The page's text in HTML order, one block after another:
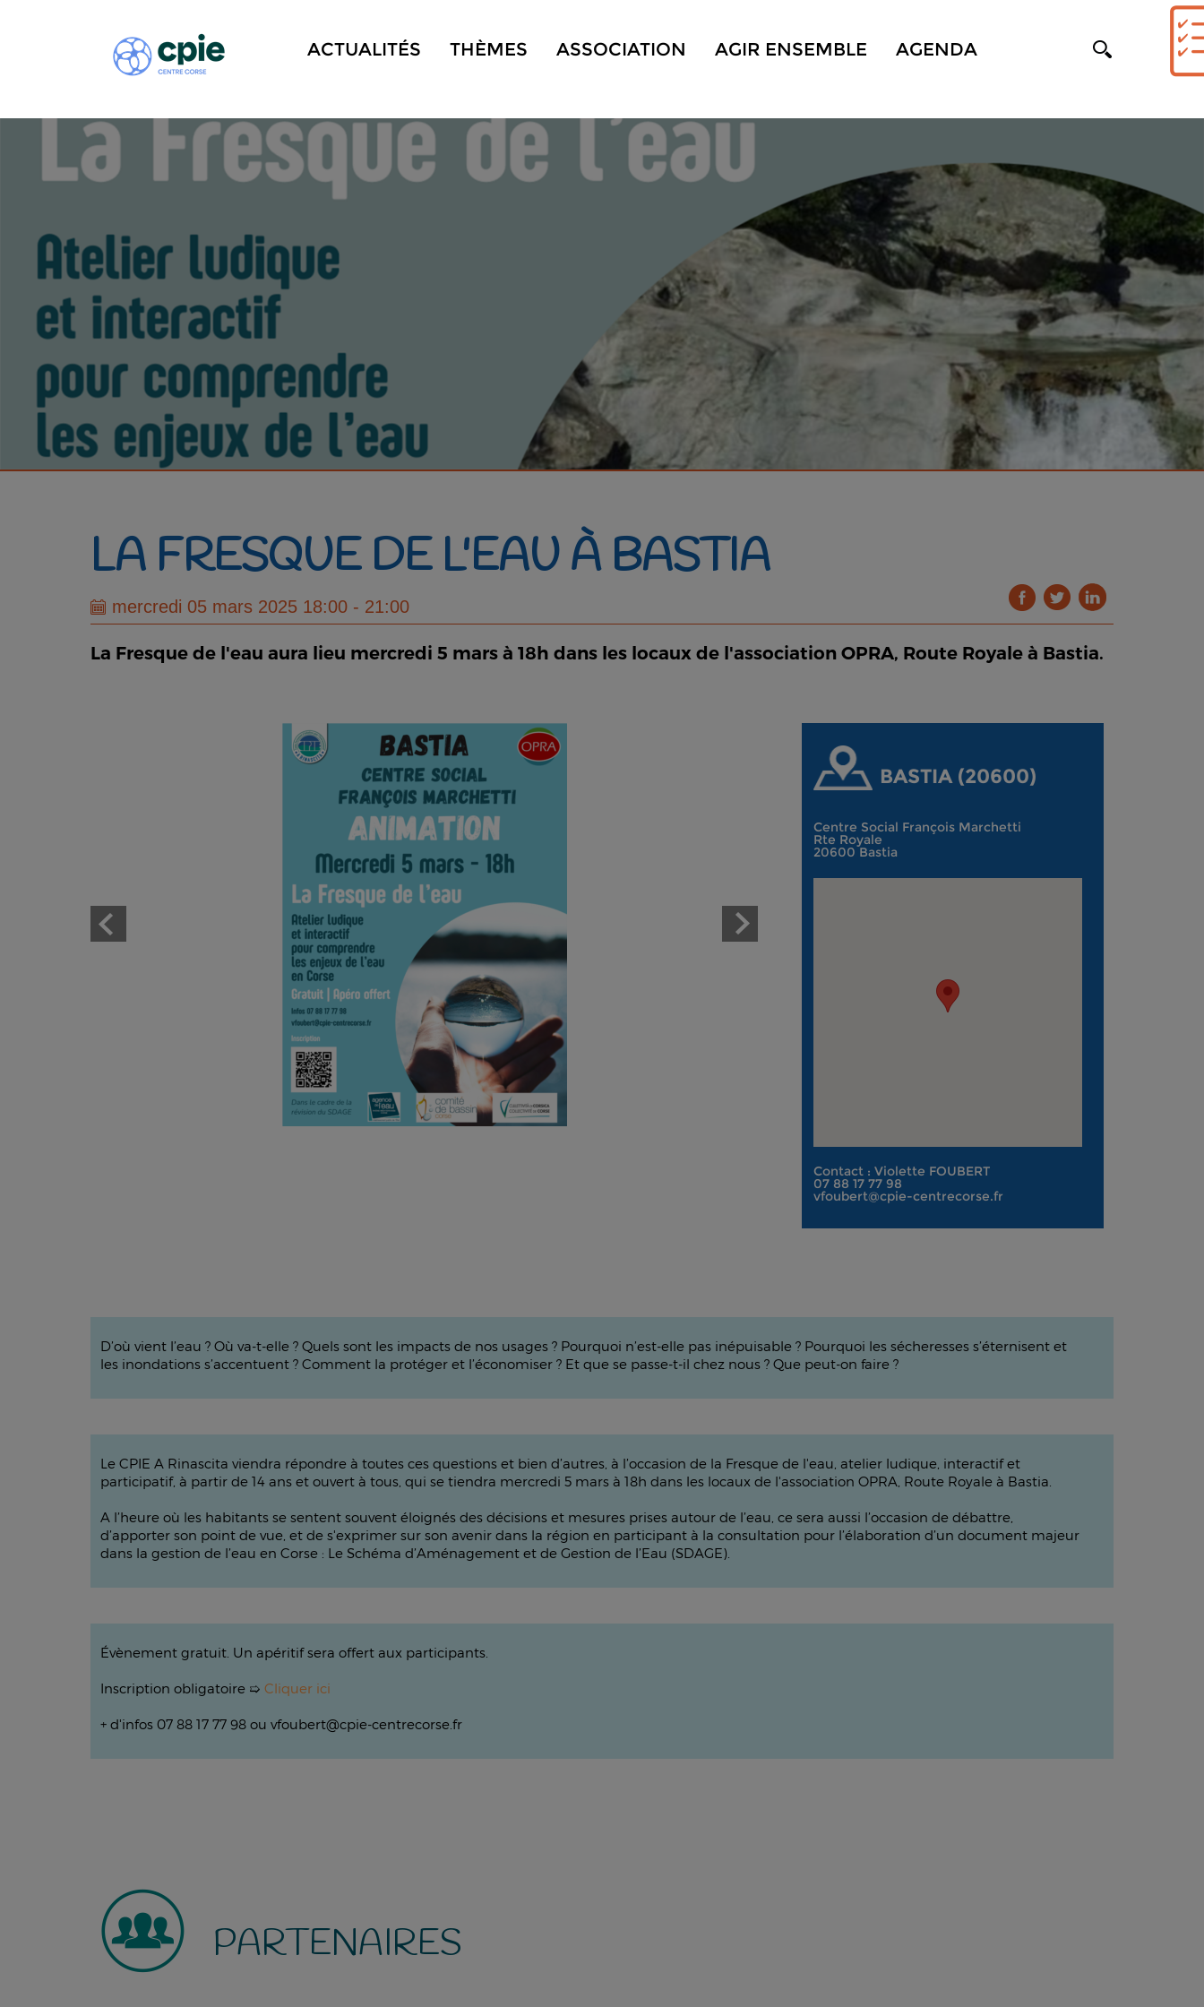
ACTUALITÉS THÈMES ASSOCIATION AGIR ENSEMBLE AGENDA
LA FRESQUE DE L'EAU À BASTIA
mercredi 05 mars 2025 18:00 - 21:00
La Fresque de l'eau aura lieu mercredi 5 mars à 18h dans les locaux de l'association OPRA, Route Royale à Bastia.
BASTIA (20600)
Centre Social François Marchetti
Rte Royale
20600 Bastia
Contact : Violette FOUBERT
07 88 17 77 98
vfoubert@cpie-centrecorse.fr
D’où vient l’eau ? Où va-t-elle ? Quels sont les impacts de nos usages ? Pourquoi n’est-elle pas inépuisable ? Pourquoi les sécheresses s’éternisent et
les inondations s’accentuent ? Comment la protéger et l’économiser ? Et que se passe-t-il chez nous ? Que peut-on faire ?
Le CPIE A Rinascita viendra répondre à toutes ces questions et bien d’autres, à l’occasion de la Fresque de l'eau, atelier ludique, interactif et
participatif, à partir de 14 ans et ouvert à tous, qui se tiendra mercredi 5 mars à 18h dans les locaux de l'association OPRA, Route Royale à Bastia.
A l’heure où les habitants se sentent souvent éloignés des décisions et mesures prises autour de l’eau, ce sera aussi l’occasion de débattre,
d’apporter son point de vue, et de s'exprimer sur son avenir dans la région en participant à la consultation pour l’élaboration d’un document majeur
dans la gestion de l’eau en Corse : Le Schéma d’Aménagement et de Gestion de l’Eau (SDAGE).
Évènement gratuit. Un apéritif sera offert aux participants.
Inscription obligatoire ➯Cliquer ici
+ d'infos 07 88 17 77 98 ou vfoubert@cpie-centrecorse.fr
PARTENAIRES